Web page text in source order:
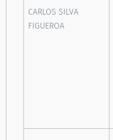
CARLOS SILVA
FIGUEROA